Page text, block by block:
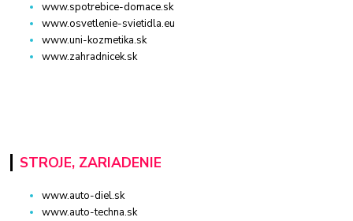
www.spotrebice-domace.sk
www.osvetlenie-svietidla.eu
www.uni-kozmetika.sk
www.zahradnicek.sk
STROJE, ZARIADENIE
www.auto-diel.sk
www.auto-techna.sk